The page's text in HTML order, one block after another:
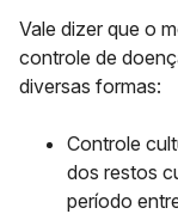
Vale dizer que o
controle de
diversas formas:
Controle
dos restos
período